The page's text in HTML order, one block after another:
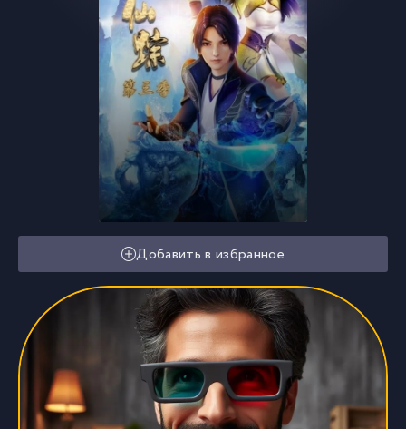
Добавить в избранное